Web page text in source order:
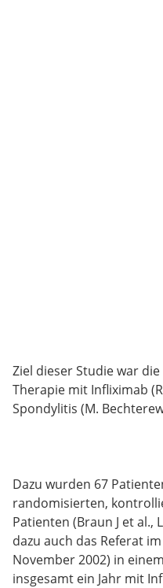
Ziel dieser Studie war
Therapie mit Infliximab
Spondylitis (M.
Dazu wurden 67
randomisierten,
Patienten (Braun J et al.,
dazu auch das Referat
November 2002) in
insgesamt ein Jahr mit